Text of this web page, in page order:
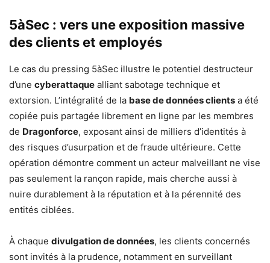
5àSec : vers une exposition massive
des clients et employés
Le cas du pressing 5àSec illustre le potentiel destructeur
d’une cyberattaque alliant sabotage technique et
extorsion. L’intégralité de la base de données clients a été
copiée puis partagée librement en ligne par les membres
de Dragonforce, exposant ainsi de milliers d’identités à
des risques d’usurpation et de fraude ultérieure. Cette
opération démontre comment un acteur malveillant ne vise
pas seulement la rançon rapide, mais cherche aussi à
nuire durablement à la réputation et à la pérennité des
entités ciblées.
À chaque divulgation de données, les clients concernés
sont invités à la prudence, notamment en surveillant